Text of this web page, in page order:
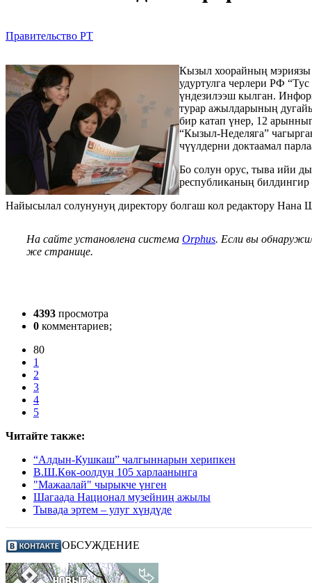
Правительство РТ
Кызыл хоорайның мэриязы
удуртулга черлери РФ
үндезилээш кылган.
турар ажылдарының
бир катап үнер, 12
“Кызыл-Неделяга”
чүүлдерни доктаамал
Бо солун орус, тыва ийи
республиканың билдингир
Найысылал солунунуң директору болгаш кол редактору
На сайте установлена система Orphus. Если вы
же странице.
4393 просмотра
0 комментариев;
80
1
2
3
4
5
Читайте также:
“Алдын-Кушкаш” чалгыннарын херипкен
В.Ш.Көк-оолдуң 105 харлаанынга
"Мажаалай" чырыкче үнген
Шагаада Национал музейниң ажылы
Тывада эртем – улуг хүндүде
ОБСУЖДЕНИЕ